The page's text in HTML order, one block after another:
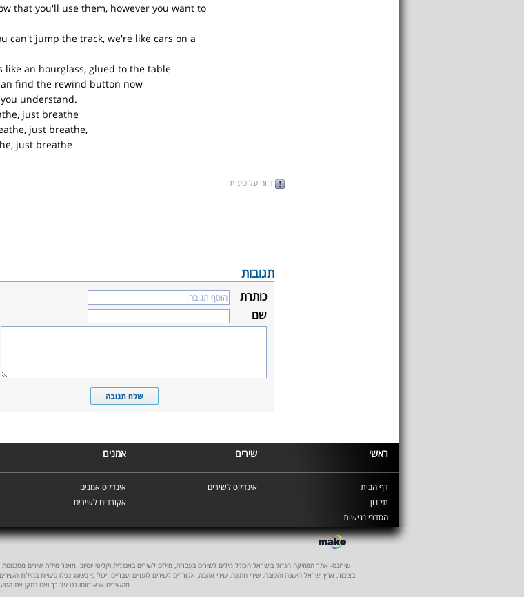
that you'll use them, however you want to
can't jump the track, we're like cars on a
like an hourglass, glued to the table
find the rewind button now
understand.
just breathe
just breathe,
just breathe
דווח על טעות
תגובות
כותרת
שם
ראשי שירים אמנים
דף הבית
תקנון
הסדרי נגישות
אינדקס לשירים
אינדקס אמנים
אקורדים לשירים
שירונט- אתר המוזיקה הגדול בישראל הכולל מילים לשירים בעברית, מילים לשירים באנגלית וקליפי יוטיוב. מאגר מילות שירים
בציבור, ארץ ישראל הישנה והטובה, שירי חתונה, שירי אהבה, אקורדים לשירים לועזיים ועבריים. יכול כי בשוגג נפלו טעויות במילות
מהשירים אנא דווחו לנו על כך ואנו נתקן את